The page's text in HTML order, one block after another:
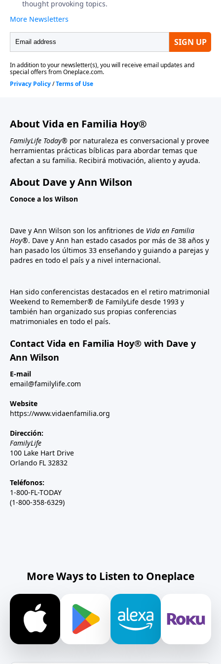
About Vida en Familia Hoy®
FamilyLife Today® por naturaleza es conversacional y provee
herramientas prácticas bíblicas para abordar temas que
afectan a su familia. Recibirá motivación, aliento y ayuda.
About Dave y Ann Wilson
Conoce a los Wilson
Dave y Ann Wilson son los anfitriones de Vida en Familia
Hoy®. Dave y Ann han estado casados por más de 38 años y
han pasado los últimos 33 enseñando y guiando a parejas y
padres en todo el país y a nivel internacional.
Han sido conferencistas destacados en el retiro matrimonial
Weekend to Remember® de FamilyLife desde 1993 y
también han organizado sus propias conferencias
matrimoniales en todo el país.
Contact Vida en Familia Hoy® with Dave y
Ann Wilson
E-mail
email@familylife.com
Website
https://www.vidaenfamilia.org
Dirección:
FamilyLife
100 Lake Hart Drive
Orlando FL 32832
Teléfonos:
1-800-FL-TODAY
(1-800-358-6329)
More Ways to Listen to Oneplace